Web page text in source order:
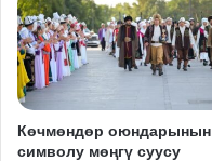
Көчмөндөр оюндарынын
символу мөңгү суусу